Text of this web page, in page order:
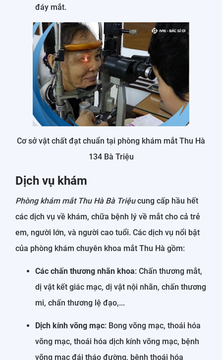
đáy mắt.
Cơ sở vật chất đạt chuẩn tại phòng khám mắt Thu Hà
134 Bà Triệu
Dịch vụ khám
Phòng khám mắt Thu Hà Bà Triệucung cấp hầu hết
các dịch vụ về khám, chữa bệnh lý về mắt cho cả trẻ
em, người lớn, và người cao tuổi. Các dịch vụ nổi bật
của phòng khám chuyên khoa mắt Thu Hà gồm:
Các chấn thương nhãn khoa: Chấn thương mắt,
dị vật kết giác mạc, dị vật nội nhãn, chấn thương
mi, chấn thương lệ đạo,...
Dịch kính võng mạc: Bong võng mạc, thoái hóa
võng mạc, thoái hóa dịch kính võng mạc, bệnh
võng mạc đái tháo đường, bệnh thoái hóa